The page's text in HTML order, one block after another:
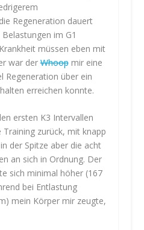
Regeneration dauert
im G1
müssen eben mit
war derWhoopmir eine
Regeneration über ein
erreichen konnte.
ersten K3 Intervallen
zurück, mit knapp
der Spitze aber die acht
an sich in Ordnung. Der
sich minimal höher (167
bei Entlastung
mein Körper mir zeugte,